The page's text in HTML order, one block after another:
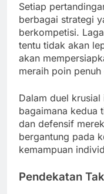
Setiap
berbagai strategi
berkompetisi.
tentu tidak akan
akan
meraih poin
Dalam duel
bagaimana kedua
dan defensif
bergantung pada
kemampuan
Pendekatan